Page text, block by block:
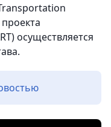
осуществляется